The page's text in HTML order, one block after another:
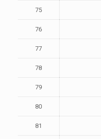
75
76
77
78
79
80
81